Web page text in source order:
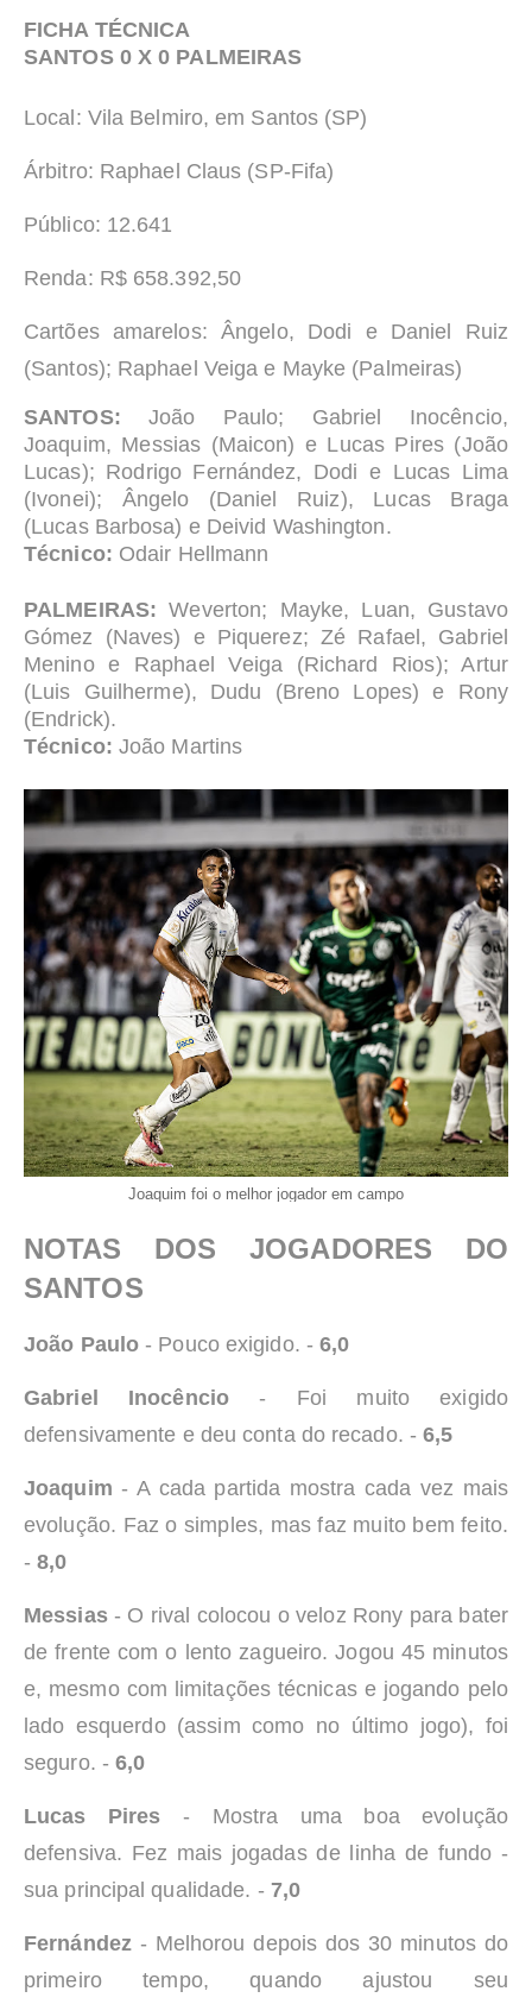
FICHA TÉCNICA
SANTOS 0 X 0 PALMEIRAS
Local: Vila Belmiro, em Santos (SP)
Árbitro: Raphael Claus (SP-Fifa)
Público: 12.641
Renda: R$ 658.392,50
Cartões amarelos: Ângelo, Dodi e Daniel Ruiz
(Santos); Raphael Veiga e Mayke (Palmeiras)
SANTOS:
João Paulo; Gabriel Inocêncio,
Joaquim, Messias (Maicon) e Lucas Pires (João
Lucas); Rodrigo Fernández, Dodi e Lucas Lima
(Ivonei); Ângelo (Daniel Ruiz), Lucas Braga
(Lucas Barbosa) e Deivid Washington.
Técnico: Odair Hellmann
PALMEIRAS: Weverton; Mayke, Luan, Gustavo
Gómez (Naves) e Piquerez; Zé Rafael, Gabriel
Menino e Raphael Veiga (Richard Rios); Artur
(Luis Guilherme), Dudu (Breno Lopes) e Rony
(Endrick).
Técnico: João Martins
Joaquim foi o melhor jogador em campo
NOTAS DOS JOGADORES DO
SANTOS
João Paulo- Pouco exigido. -6,0
Gabriel Inocêncio- Foi muito exigido
defensivamente e deu conta do recado. -6,5
Joaquim- A cada partida mostra cada vez mais
evolução. Faz o simples, mas faz muito bem feito.
-8,0
Messias- O rival colocou o veloz Rony para bater
de frente com o lento zagueiro. Jogou 45 minutos
e, mesmo com limitações técnicas e jogando pelo
lado esquerdo (assim como no último jogo), foi
seguro. - 6,0
Lucas Pires - Mostra uma boa evolução
defensiva. Fez mais jogadas de linha de fundo -
sua principal qualidade. - 7,0
Fernández - Melhorou depois dos 30 minutos do
primeiro tempo, quando ajustou seu